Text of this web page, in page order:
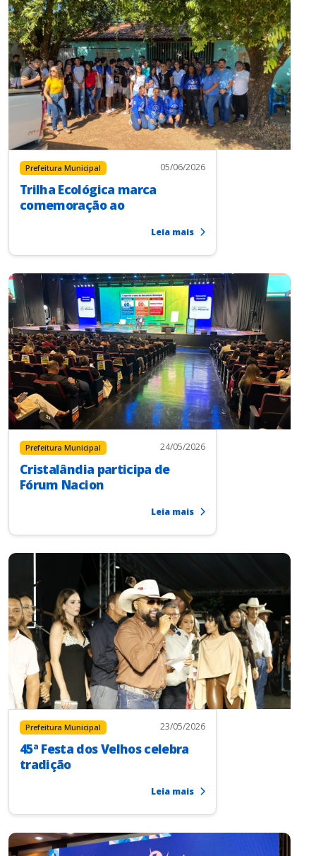
Prefeitura Municipal 05/06/2026
Trilha Ecológica marca
comemoração ao
Prefeitura Municipal 24/05/2026
Cristalândia participa de
Fórum Nacion
Prefeitura Municipal 23/05/2026
45ª Festa dos Velhos celebra
tradição